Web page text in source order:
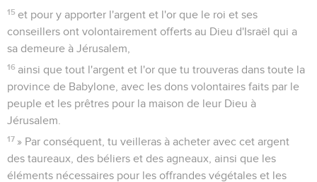
15 et pour y apporter l'argent et l'or que le roi et ses
conseillers ont volontairement offerts au Dieu d'Israël qui a
sa demeure à Jérusalem,
16 ainsi que tout l'argent et l'or que tu trouveras dans toute la
province de Babylone, avec les dons volontaires faits par le
peuple et les prêtres pour la maison de leur Dieu à
Jérusalem.
17 » Par conséquent, tu veilleras à acheter avec cet argent
des taureaux, des béliers et des agneaux, ainsi que les
éléments nécessaires pour les offrandes végétales et les